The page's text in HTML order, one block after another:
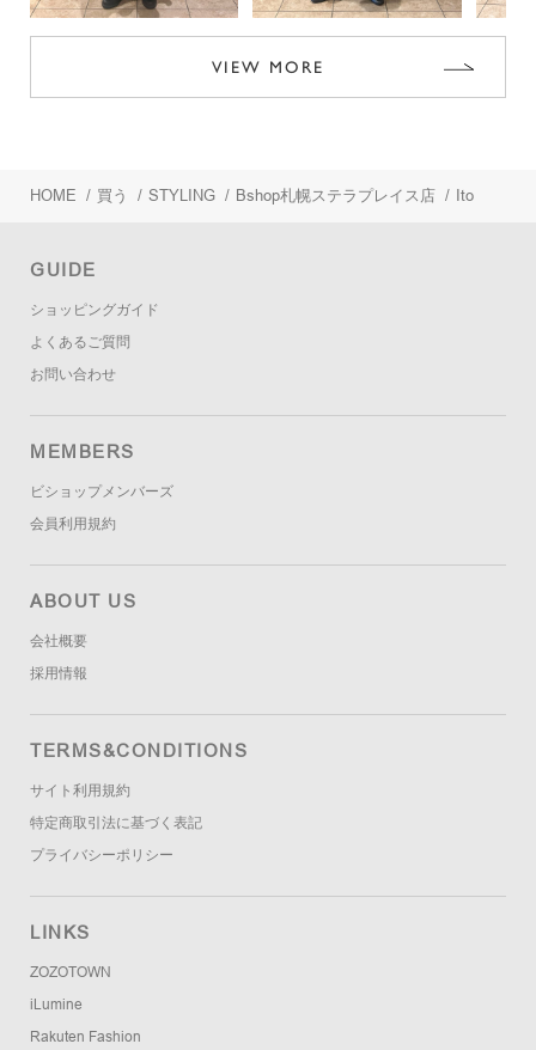
VIEW MORE
HOME / 買う / STYLING / Bshop札幌ステラプレイス店 / Ito
GUIDE
ショッピングガイド
よくあるご質問
お問い合わせ
MEMBERS
ビショップメンバーズ
会員利用規約
ABOUT US
会社概要
採用情報
TERMS&CONDITIONS
サイト利用規約
特定商取引法に基づく表記
プライバシーポリシー
LINKS
ZOZOTOWN
iLumine
Rakuten Fashion